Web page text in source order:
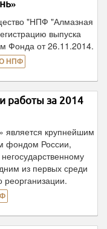
"НПФ "Алмазная
выпуска
Фонда от 26.11.2014.
НПФ
работы за 2014
крупнейшим
фондом России,
из первых среди